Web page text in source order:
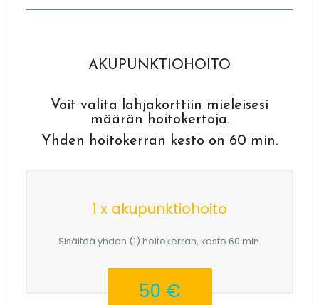
AKUPUNKTIOHOITO
Voit valita lahjakorttiin mieleisesi
määrän hoitokertoja.
Yhden hoitokerran kesto on 60 min.
1 x akupunktiohoito
Sisältää yhden (1) hoitokerran, kesto 60 min.
50 €